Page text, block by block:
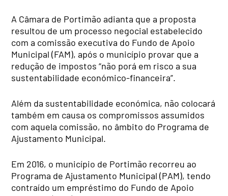
A Câmara de Portimão adianta que a proposta
resultou de um processo negocial estabelecido
com a comissão executiva do Fundo de Apoio
Municipal (FAM), após o município provar que a
redução de impostos “não porá em risco a sua
sustentabilidade económico-financeira”.
Além da sustentabilidade económica, não colocará
também em causa os compromissos assumidos
com aquela comissão, no âmbito do Programa de
Ajustamento Municipal.
Em 2016, o município de Portimão recorreu ao
Programa de Ajustamento Municipal (PAM), tendo
contraído um empréstimo do Fundo de Apoio